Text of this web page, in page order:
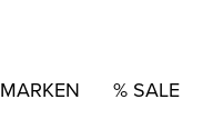
MARKEN % SALE